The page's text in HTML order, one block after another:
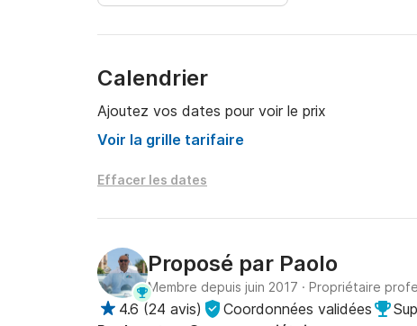
Calendrier
Ajoutez vos dates pour voir le prix
Voir la grille tarifaire
Effacer les dates
Proposé par Paolo
Membre depuis juin 2017 · Propriétaire
4.6 (24 avis) Coordonnées validées